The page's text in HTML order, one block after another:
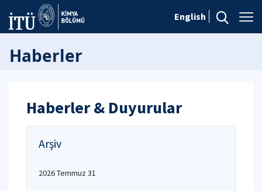
English
Haberler
Haberler & Duyurular
Arşiv
2026 Temmuz 31